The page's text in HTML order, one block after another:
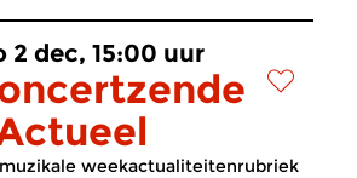
2 dec, 15:00 uur
weekactualiteitenrubriek